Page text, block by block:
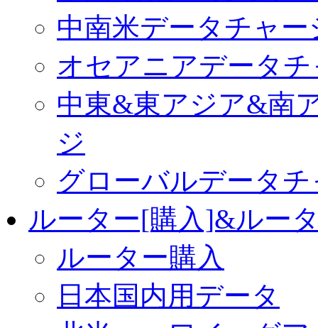
中南米データチャー
オセアニアデータ
中東&東アジア&南
ジ
グローバルデータ
ルーター[購入]&ルー
ルーター購入
日本国内用データ